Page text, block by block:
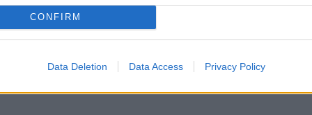
CONFIRM
Data Deletion Data Access Privacy Policy
#writer #book